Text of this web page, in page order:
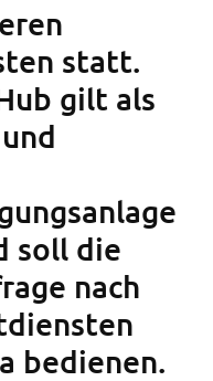
statt.
gilt als
soll die
nach
bedienen.